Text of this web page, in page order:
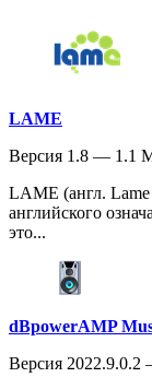
LAME
Версия 1.8 — 1.1
LAME (англ. Lame
английского
это...
dBpowerAMP
Версия